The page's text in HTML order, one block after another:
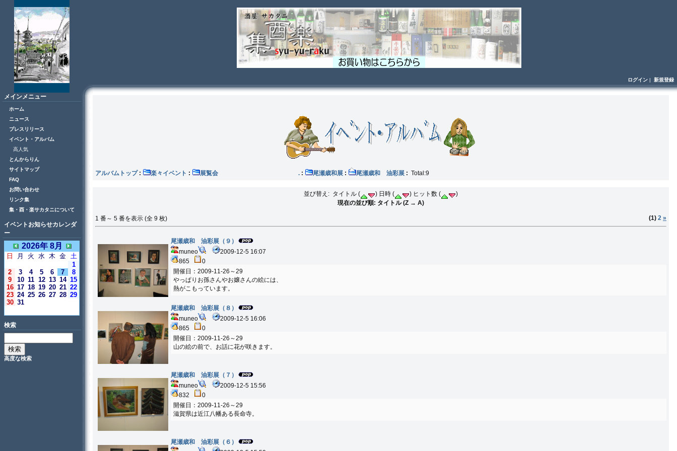
メインメニュー
ホーム
ニュース
プレスリリース
イベント・アルバム
高人気
とんからりん
サイトマップ
FAQ
お問い合わせ
リンク集
集・酉・楽サカタニについて
イベントお知らせカレンダ
ー
2026年 8月
日 月 火 水 木 金 土
1
2
3 4 5 6 7
8
9
10 11 12 13 14 15
16 17 18 19 20 21 22
23 24 25 26 27 28 29
30 31
検索
高度な検索
ログイン | 新規登録
アルバムトップ: 楽々イベント : 展覧会 . : 尾瀬歳和展 : 尾瀬歳和 油彩展 : Total:9
並び替え: タイトル ( ) 日時 ( ) ヒット数 (
)
現在の並び順: タイトル (Z → A)
1 番～ 5 番を表示 (全 9 枚) (1) 2 »
尾瀬歳和 油彩展（９）
muneo
2009-12-5 16:07
865
0
開催日：2009-11-26～29
やっぱりお孫さんやお嬢さんの絵には、
熱がこもっています。
尾瀬歳和 油彩展（８）
muneo
2009-12-5 16:06
865
0
開催日：2009-11-26～29
山の絵の前で、お話に花が咲きます。
尾瀬歳和 油彩展（７）
muneo
2009-12-5 15:56
832
0
開催日：2009-11-26～29
滋賀県は近江八幡ある長命寺。
尾瀬歳和 油彩展（６）